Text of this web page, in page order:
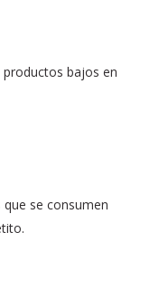
bajos en
se consumen